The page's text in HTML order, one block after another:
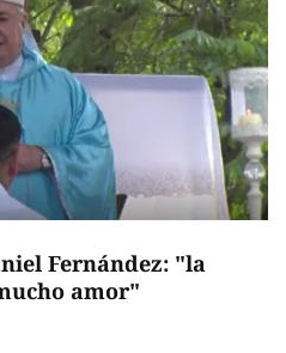
Fernández: "la
amor"